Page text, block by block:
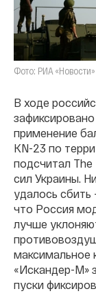
Фото: РИА «Новости»
В ходе
применение
KN-23 по
подсчитал
сил Украины.
удалось сбить
что Россия
лучше
максимальное
«Искандер-М»
пуски